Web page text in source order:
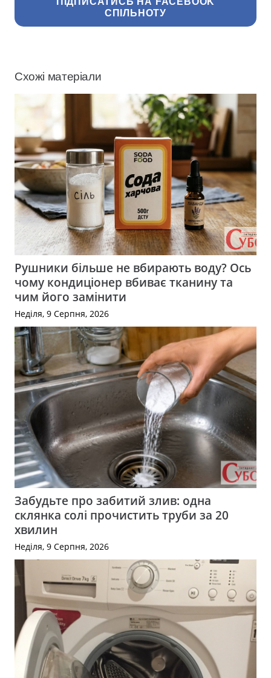
СПІЛЬНОТУ
Схожі матеріали
Рушники більше не вбирають воду? Ось
чому кондиціонер вбиває тканину та
чим його замінити
Неділя, 9 Серпня, 2026
Забудьте про забитий злив: одна
склянка солі прочистить труби за 20
хвилин
Неділя, 9 Серпня, 2026